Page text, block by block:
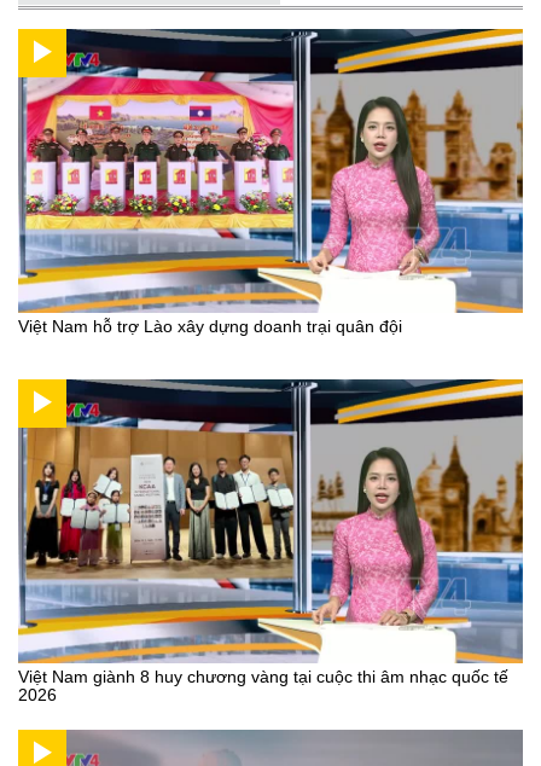
Việt Nam hỗ trợ Lào xây dựng doanh trại quân đội
Việt Nam giành 8 huy chương vàng tại cuộc thi âm nhạc quốc tế
2026